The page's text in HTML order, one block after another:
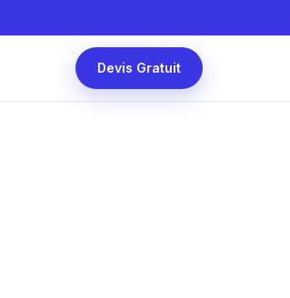
Devis Gratuit